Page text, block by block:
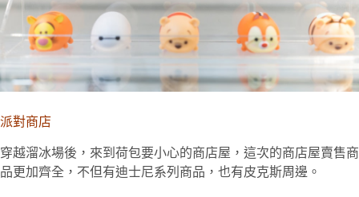
派對商店
穿越溜冰場後，來到荷包要小心的商店屋，這次的商店屋賣售商
品更加齊全，不但有迪士尼系列商品，也有皮克斯周邊。